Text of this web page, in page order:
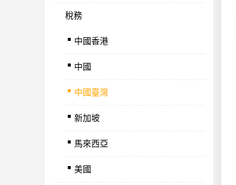
稅務
.中國香港
. 中國
. 中國臺灣
. 新加坡
. 馬來西亞
. 美國